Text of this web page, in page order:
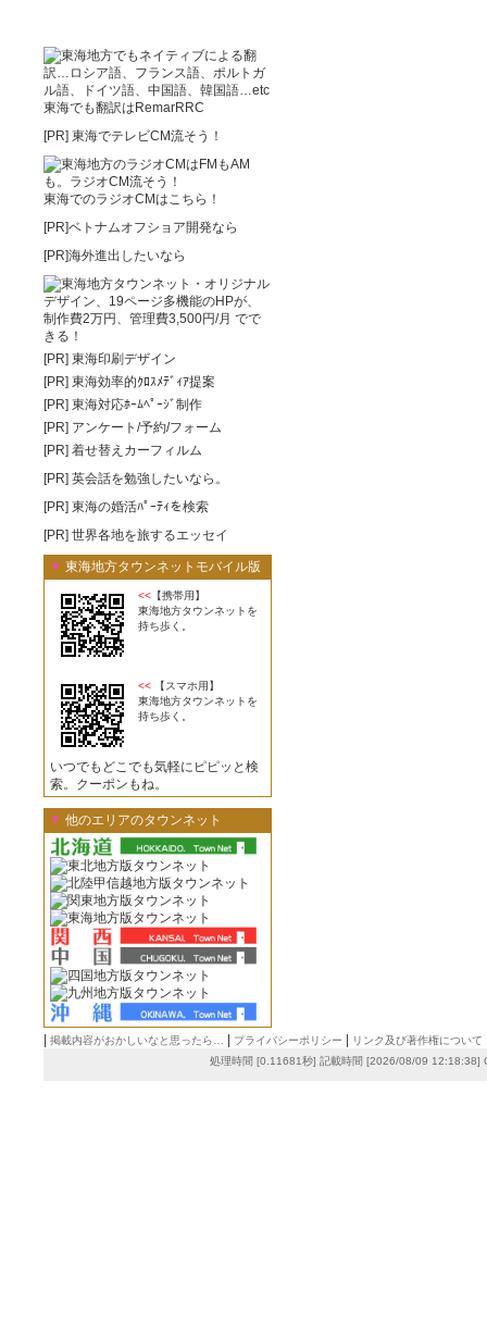
東海でも翻訳はRemarRRC
[PR] 東海でテレビCM流そう！
東海でのラジオCMはこちら！
[PR]ベトナムオフショア開発なら
[PR]海外進出したいなら
[PR] 東海印刷デザイン
[PR] 東海効率的ｸﾛｽﾒﾃﾞｨｱ提案
[PR] 東海対応ﾎｰﾑﾍﾟｰｼﾞ制作
[PR] アンケート/予約/フォーム
[PR] 着せ替えカーフィルム
[PR] 英会話を勉強したいなら。
[PR] 東海の婚活ﾊﾟｰﾃｨを検索
[PR] 世界各地を旅するエッセイ
▼ 東海地方タウンネットモバイル版
<< 【携帯用】
東海地方タウンネットを
持ち歩く。
<< 【スマホ用】
東海地方タウンネットを
持ち歩く。
いつでもどこでも気軽にピピッと検
索。クーポンもね。
▼ 他のエリアのタウンネット
| 掲載内容がおかしいなと思ったら… | プライバシーポリシー | リンク及び著作権について
処理時間 [0.11681秒] 記載時間 [2026/08/09 12:18:38]